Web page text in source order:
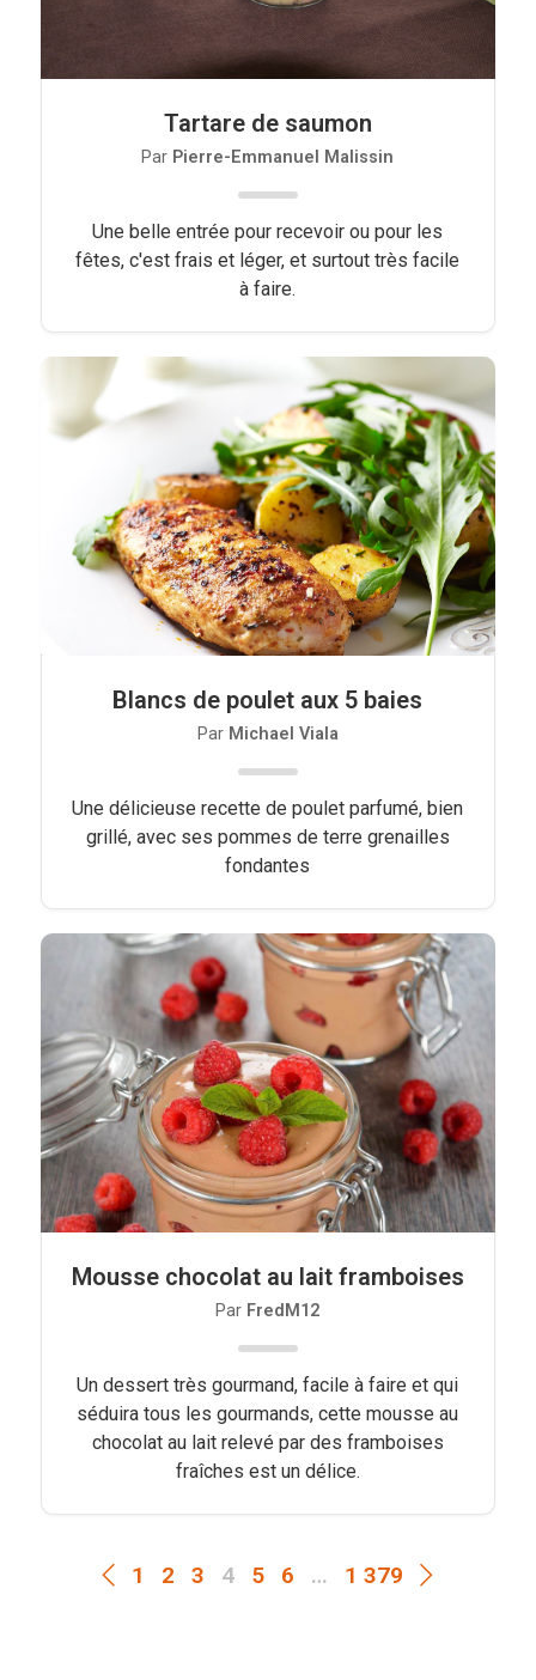
Tartare de saumon
Par Pierre-Emmanuel Malissin
Une belle entrée pour recevoir ou pour les
fêtes, c'est frais et léger, et surtout très facile
à faire.
Blancs de poulet aux 5 baies
Par Michael Viala
Une délicieuse recette de poulet parfumé, bien
grillé, avec ses pommes de terre grenailles
fondantes
Mousse chocolat au lait framboises
Par FredM12
Un dessert très gourmand, facile à faire et qui
séduira tous les gourmands, cette mousse au
chocolat au lait relevé par des framboises
fraîches est un délice.
1 2 3 4 5 6 … 1 379